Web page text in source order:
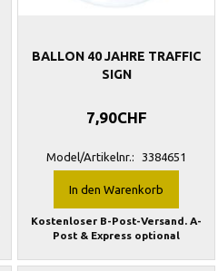
BALLON 40 JAHRE TRAFFIC
SIGN
7,90CHF
Model/Artikelnr.: 3384651
In den Warenkorb
Kostenloser B-Post-Versand. A-
Post & Express optional